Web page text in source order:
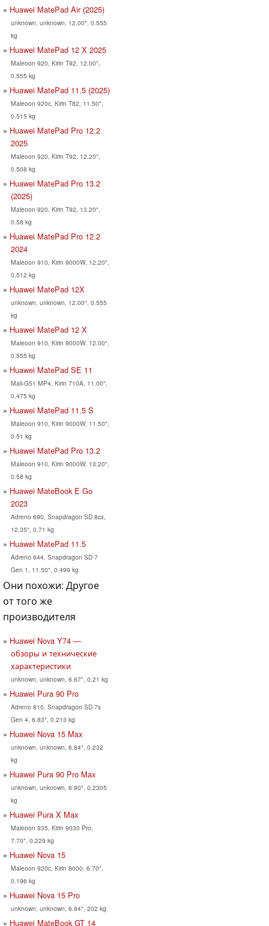
Huawei MatePad Air (2025)
unknown, unknown, 12.00", 0.555
kg
Huawei MatePad 12 X 2025
Maleoon 920, Kirin T92, 12.00",
0.555 kg
Huawei MatePad 11.5 (2025)
Maleoon 920c, Kirin T82, 11.50",
0.515 kg
Huawei MatePad Pro 12.2
2025
Maleoon 920, Kirin T92, 12.20",
0.508 kg
Huawei MatePad Pro 13.2
(2025)
Maleoon 920, Kirin T92, 13.20",
0.58 kg
Huawei MatePad Pro 12.2
2024
Maleoon 910, Kirin 9000W, 12.20",
0.512 kg
Huawei MatePad 12X
unknown, unknown, 12.00", 0.555
kg
Huawei MatePad 12 X
Maleoon 910, Kirin 9000W, 12.00",
0.555 kg
Huawei MatePad SE 11
Mali-G51 MP4, Kirin 710A, 11.00",
0.475 kg
Huawei MatePad 11.5 S
Maleoon 910, Kirin 9000W, 11.50",
0.51 kg
Huawei MatePad Pro 13.2
Maleoon 910, Kirin 9000W, 13.20",
0.58 kg
Huawei MateBook E Go
2023
Adreno 690, Snapdragon SD 8cx,
12.35", 0.71 kg
Huawei MatePad 11.5
Adreno 644, Snapdragon SD 7
Gen 1, 11.50", 0.499 kg
Они похожи: Другое
от того же
производителя
Huawei Nova Y74 —
обзоры и технические
характеристики
unknown, unknown, 6.67", 0.21 kg
Huawei Pura 90 Pro
Adreno 810, Snapdragon SD 7s
Gen 4, 6.83", 0.213 kg
Huawei Nova 15 Max
unknown, unknown, 6.84", 0.232
kg
Huawei Pura 90 Pro Max
unknown, unknown, 6.90", 0.2305
kg
Huawei Pura X Max
Maleoon 935, Kirin 9030 Pro,
7.70", 0.229 kg
Huawei Nova 15
Maleoon 920c, Kirin 8000, 6.70",
0.196 kg
Huawei Nova 15 Pro
unknown, unknown, 6.84", 202 kg
Huawei MateBook GT 14